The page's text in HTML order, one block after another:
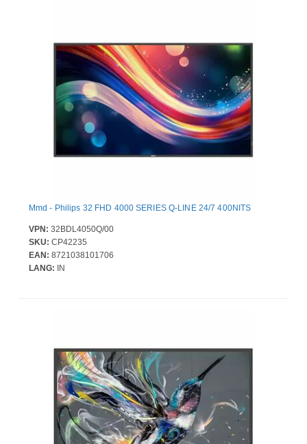
Mmd - Philips 32 FHD 4000 SERIES Q-LINE 24/7 400NITS
VPN: 32BDL4050Q/00
SKU: CP42235
EAN: 8721038101706
LANG: IN